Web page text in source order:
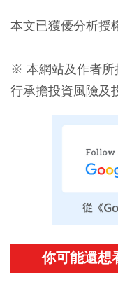
本文已獲優分析授
※ 本網站及作者所
行承擔投資風險及